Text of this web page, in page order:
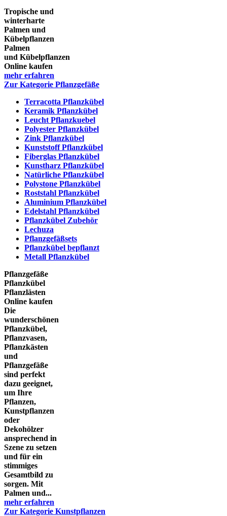
Tropische und
winterharte
Palmen und
Kübelpflanzen
Palmen
und Kübelpflanzen
Online kaufen
mehr erfahren
Zur Kategorie Pflanzgefäße
Terracotta Pflanzkübel
Keramik Pflanzkübel
Leucht Pflanzkuebel
Polyester Pflanzkübel
Zink Pflanzkübel
Kunststoff Pflanzkübel
Fiberglas Pflanzkübel
Kunstharz Pflanzkübel
Natürliche Pflanzkübel
Polystone Pflanzkübel
Roststahl Pflanzkübel
Aluminium Pflanzkübel
Edelstahl Pflanzkübel
Pflanzkübel Zubehör
Lechuza
Pflanzgefäßsets
Pflanzkübel bepflanzt
Metall Pflanzkübel
Pflanzgefäße
Pflanzkübel
Pflanzlästen
Online kaufen
Die
wunderschönen
Pflanzkübel,
Pflanzvasen,
Pflanzkästen
und
Pflanzgefäße
sind perfekt
dazu geeignet,
um Ihre
Pflanzen,
Kunstpflanzen
oder
Dekohölzer
ansprechend in
Szene zu setzen
und für ein
stimmiges
Gesamtbild zu
sorgen. Mit
Palmen und...
mehr erfahren
Zur Kategorie Kunstpflanzen